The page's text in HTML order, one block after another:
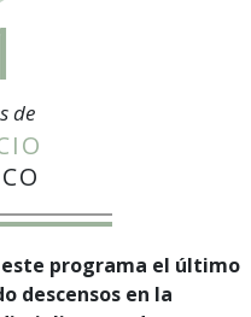
de
programa el último
descensos en la